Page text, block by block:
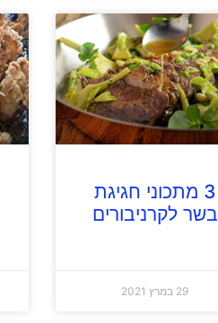
3 מתכוני חגיגת
בשר לקרניבורים
29 במרץ 2021